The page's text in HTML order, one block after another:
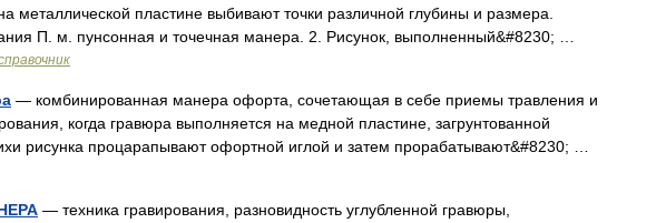
металлической пластине выбивают точки различной глубины и размера.
П. м. пунсонная и точечная манера. 2. Рисунок, выполненный&#8230; …
— комбинированная манера офорта, сочетающая в себе приемы травления и
когда гравюра выполняется на медной пластине, загрунтованной
рисунка процарапывают офортной иглой и затем прорабатывают&#8230; …
— техника гравирования, разновидность углубленной гравюры,